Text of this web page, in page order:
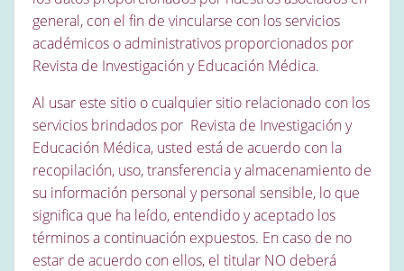
general, con el fin de vincularse con los servicios
académicos o administrativos proporcionados por
Revista de Investigación y Educación Médica.
Al usar este sitio o cualquier sitio relacionado con los
servicios brindados por Revista de Investigación y
Educación Médica, usted está de acuerdo con la
recopilación, uso, transferencia y almacenamiento de
su información personal y personal sensible, lo que
significa que ha leído, entendido y aceptado los
términos a continuación expuestos. En caso de no
estar de acuerdo con ellos, el titular NO deberá